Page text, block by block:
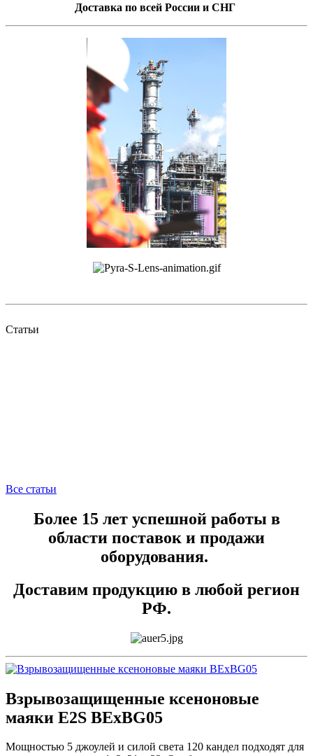
Доставка по всей России и СНГ
Статьи
Все статьи
Более 15 лет успешной работы в
области поставок и продажи
оборудования.
Доставим продукцию в любой регион
РФ.
Взрывозащищенные ксеноновые
маяки E2S BExBG05
Мощностью 5 джоулей и силой света 120 кандел подходят для